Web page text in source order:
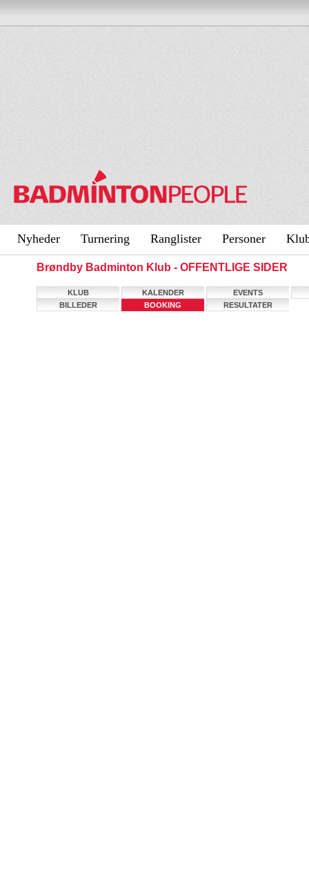
Nyheder Turnering Ranglister Personer
Brøndby Badminton Klub - OFFENTLIGE SIDER
KLUB KALENDER
EVENTS
BILLEDER
BOOKING RESULTATER